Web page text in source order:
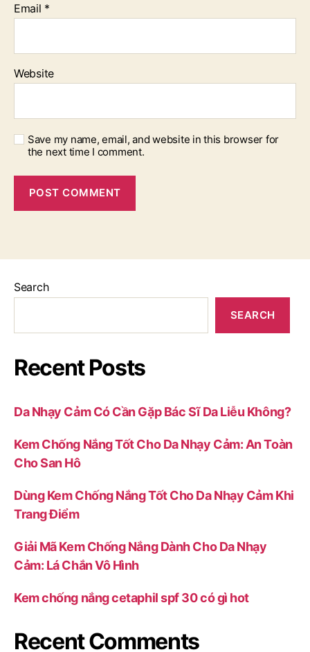
Email *
Website
Save my name, email, and website in this browser for
the next time I comment.
Search
SEARCH
Recent Posts
Da Nhạy Cảm Có Cần Gặp Bác Sĩ Da Liễu Không?
Kem Chống Nắng Tốt Cho Da Nhạy Cảm: An Toàn
Cho San Hô
Dùng Kem Chống Nắng Tốt Cho Da Nhạy Cảm Khi
Trang Điểm
Giải Mã Kem Chống Nắng Dành Cho Da Nhạy
Cảm: Lá Chắn Vô Hình
Kem chống nắng cetaphil spf 30 có gì hot
Recent Comments